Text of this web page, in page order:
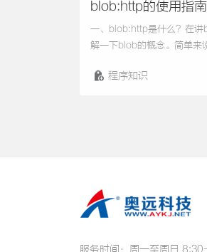
blob:http的使用指南
一、blob:http是什么？在
解一下blob的概念。简单来
的容器。而blob:http则是一
程序知识
服务时间： 周一至周日